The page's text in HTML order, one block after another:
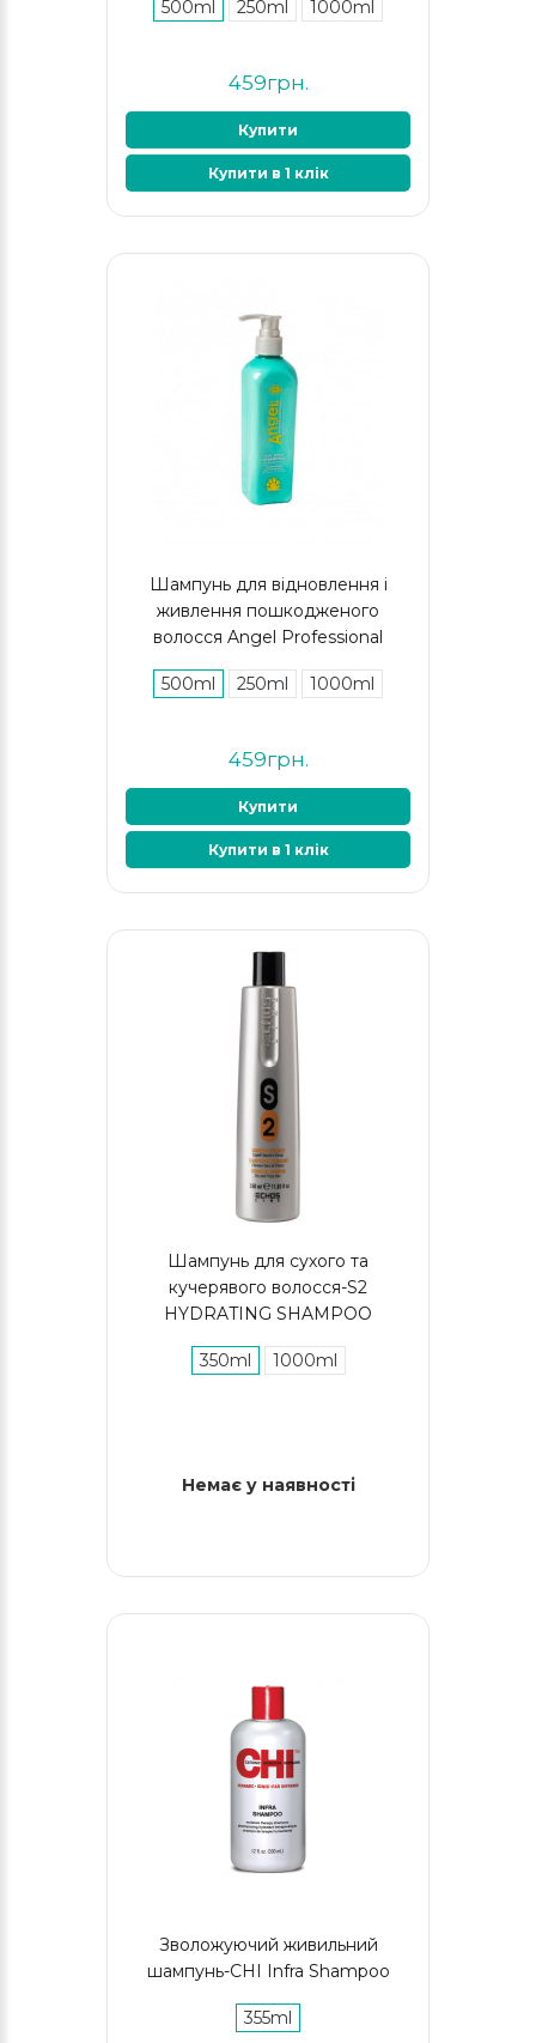
500ml 250ml 1000ml
459грн.
Купити
Купити в 1 клік
Шампунь для відновлення і
живлення пошкодженого
волосся Angel Professional
500ml 250ml 1000ml
459грн.
Купити
Купити в 1 клік
Шампунь для сухого та
кучерявого волосся-S2
HYDRATING SHAMPOO
350ml 1000ml
Немає у наявності
Зволожуючий живильний
шампунь-CHI Infra Shampoo
355ml